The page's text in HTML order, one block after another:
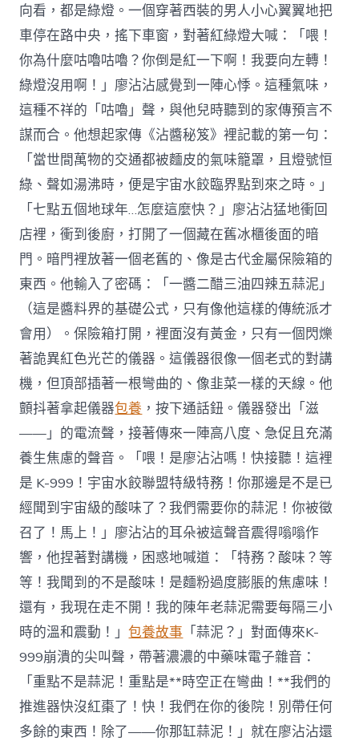
向看，都是綠燈。一個穿著西裝的男人小心翼翼地把
車停在路中央，搖下車窗，對著紅綠燈大喊：「喂！
你為什麼咕嚕咕嚕？你倒是紅一下啊！我要向左轉！
綠燈沒用啊！」廖沾沾感覺到一陣心悸。這種氣味，
這種不祥的「咕嚕」聲，與他兒時聽到的家傳預言不
謀而合。他想起家傳《沾醬秘笈》裡記載的第一句：
「當世間萬物的交通都被麵皮的氣味籠罩，且燈號恒
綠、聲如湯沸時，便是宇宙水餃臨界點到來之時。」
「七點五個地球年…怎麼這麼快？」廖沾沾猛地衝回
店裡，衝到後廚，打開了一個藏在舊冰櫃後面的暗
門。暗門裡放著一個老舊的、像是古代金屬保險箱的
東西。他輸入了密碼：「一醬二醋三油四辣五蒜泥」
（這是醬料界的基礎公式，只有像他這樣的傳統派才
會用）。保險箱打開，裡面沒有黃金，只有一個閃爍
著詭異紅色光芒的儀器。這儀器很像一個老式的對講
機，但頂部插著一根彎曲的、像韭菜一樣的天線。他
顫抖著拿起儀器包養 ，按下通話鈕。儀器發出「滋
——」的電流聲，接著傳來一陣高八度、急促且充滿
養生焦慮的聲音。「喂！是廖沾沾嗎！快接聽！這裡
是 K-999！宇宙水餃聯盟特級特務！你那邊是不是已
經聞到宇宙級的酸味了？我們需要你的蒜泥！你被徵
召了！馬上！」廖沾沾的耳朵被這聲音震得嗡嗡作
響，他捏著對講機，困惑地喊道：「特務？酸味？等
等！我聞到的不是酸味！是麵粉過度膨脹的焦慮味！
還有，我現在走不開！我的陳年老蒜泥需要每隔三小
時的溫和震動！」包養故事 「蒜泥？」對面傳來K-
999崩潰的尖叫聲，帶著濃濃的中藥味電子雜音：
「重點不是蒜泥！重點是**時空正在彎曲！**我們的
推進器快沒紅棗了！快！我們在你的後院！別帶任何
多餘的東西！除了——你那缸蒜泥！」就在廖沾沾還